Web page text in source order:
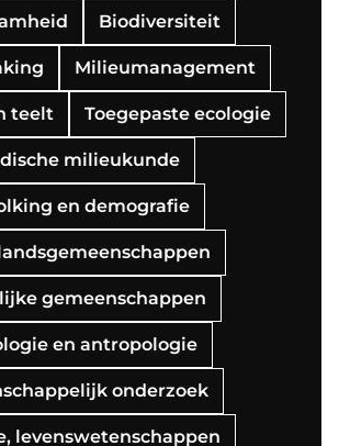
Biodiversiteit
Milieumanagement
teelt Toegepaste ecologie
milieukunde
en demografie
gemeenschappen
en antropologie
onderzoek
levenswetenschappen